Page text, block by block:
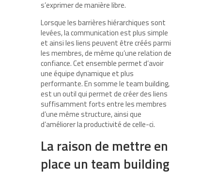
s’exprimer de manière libre.
Lorsque les barrières hiérarchiques sont
levées, la communication est plus simple
et ainsi les liens peuvent être créés parmi
les membres, de même qu’une relation de
confiance. Cet ensemble permet d’avoir
une équipe dynamique et plus
performante. En somme le team building,
est un outil qui permet de créer des liens
suffisamment forts entre les membres
d’une même structure, ainsi que
d’améliorer la productivité de celle-ci.
La raison de mettre en
place un team building